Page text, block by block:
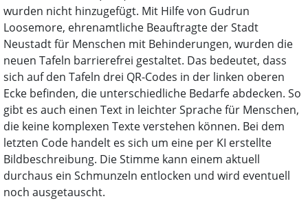
wurden nicht hinzugefügt. Mit Hilfe von Gudrun
Loosemore, ehrenamtliche Beauftragte der Stadt
Neustadt für Menschen mit Behinderungen, wurden die
neuen Tafeln barrierefrei gestaltet. Das bedeutet, dass
sich auf den Tafeln drei QR-Codes in der linken oberen
Ecke befinden, die unterschiedliche Bedarfe abdecken. So
gibt es auch einen Text in leichter Sprache für Menschen,
die keine komplexen Texte verstehen können. Bei dem
letzten Code handelt es sich um eine per KI erstellte
Bildbeschreibung. Die Stimme kann einem aktuell
durchaus ein Schmunzeln entlocken und wird eventuell
noch ausgetauscht.